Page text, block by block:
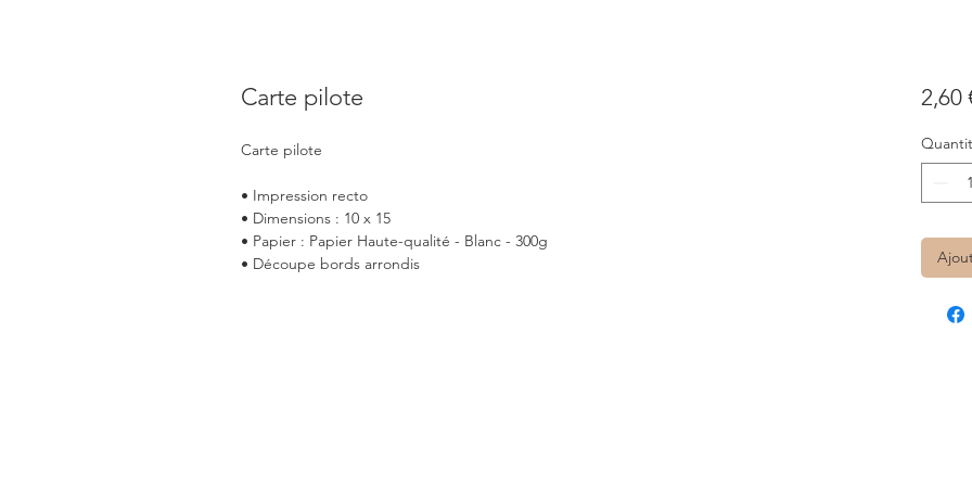
Carte pilote
Carte pilote
• Impression recto
• Dimensions : 10 x 15
• Papier : Papier Haute-qualité - Blanc - 300g
• Découpe bords arrondis
2,60